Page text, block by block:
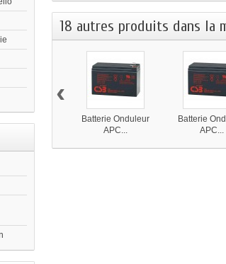
18 autres produits dans la
Batterie Onduleur
APC...
Batterie
APC...
‹